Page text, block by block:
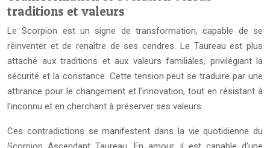
traditions et valeurs
Le Scorpion est un signe de transformation, capable de se
réinventer et de renaître de ses cendres. Le Taureau est plus
attaché aux traditions et aux valeurs familiales, privilégiant la
sécurité et la constance. Cette tension peut se traduire par une
attirance pour le changement et l’innovation, tout en résistant à
l’inconnu et en cherchant à préserver ses valeurs.
Ces contradictions se manifestent dans la vie quotidienne du